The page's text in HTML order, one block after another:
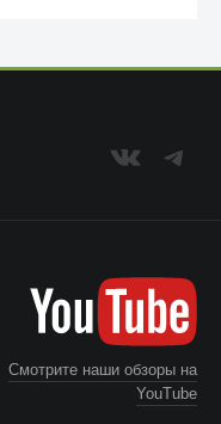
Смотрите наши обзоры на
YouTube